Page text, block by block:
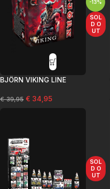
-13%
SOL
D O
UT
BJÖRN VIKING LINE
€39,95 € 34,95
SOL
D O
UT